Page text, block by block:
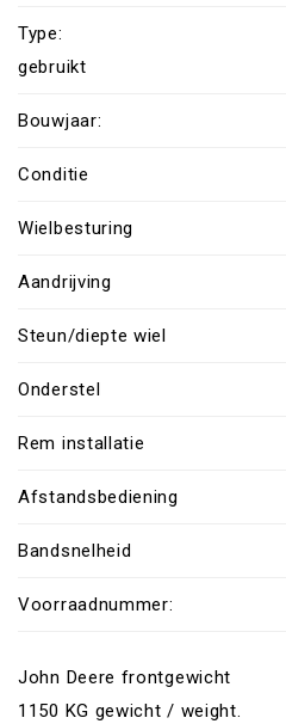
Type:
gebruikt
Bouwjaar:
Conditie
Wielbesturing
Aandrijving
Steun/diepte wiel
Onderstel
Rem installatie
Afstandsbediening
Bandsnelheid
Voorraadnummer:
John Deere frontgewicht
1150 KG gewicht / weight.